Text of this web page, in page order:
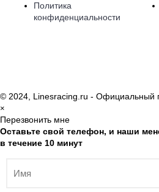
Политика
конфиденциальности
© 2024, Linesracing.ru - Официальный
×
Перезвонить мне
Оставьте свой телефон, и наши
в течение 10 минут